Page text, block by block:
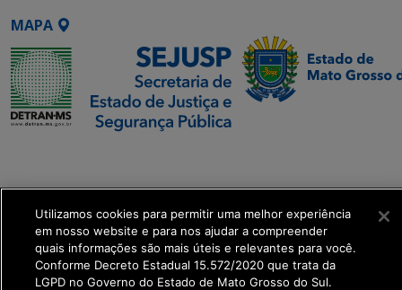
MAPA
Transformação Digital
get_footer();
Utilizamos cookies para permitir uma melhor experiência
em nosso website e para nos ajudar a compreender
quais informações são mais úteis e relevantes para você.
Conforme Decreto Estadual 15.572/2020 que trata da
LGPD no Governo do Estado de Mato Grosso do Sul.